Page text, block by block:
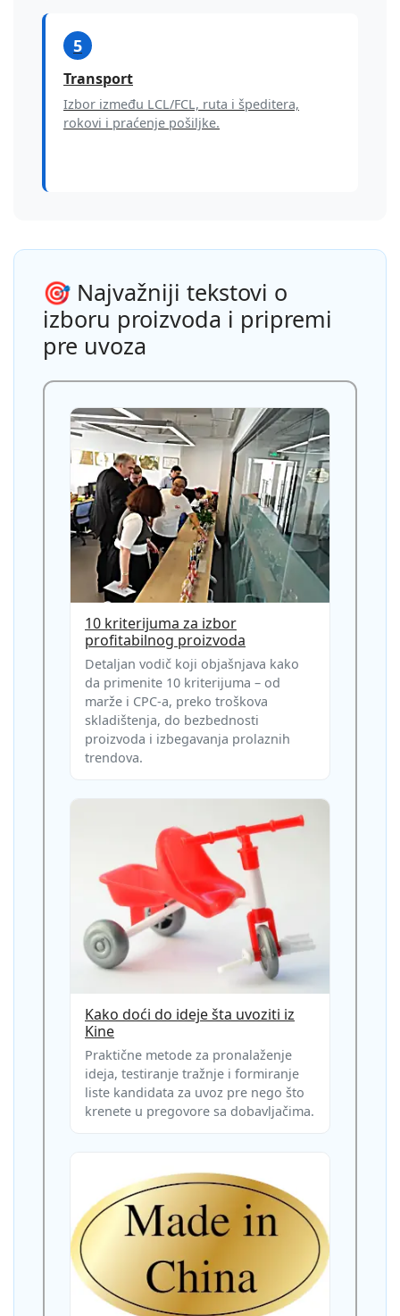
5
Transport
Izbor između LCL/FCL, ruta i špeditera,
rokovi i praćenje pošiljke.
🎯 Najvažniji tekstovi o
izboru proizvoda i pripremi
pre uvoza
10 kriterijuma za izbor
profitabilnog proizvoda
Detaljan vodič koji objašnjava kako
da primenite 10 kriterijuma – od
marže i CPC-a, preko troškova
skladištenja, do bezbednosti
proizvoda i izbegavanja prolaznih
trendova.
Kako doći do ideje šta uvoziti iz
Kine
Praktične metode za pronalaženje
ideja, testiranje tražnje i formiranje
liste kandidata za uvoz pre nego što
krenete u pregovore sa dobavljačima.